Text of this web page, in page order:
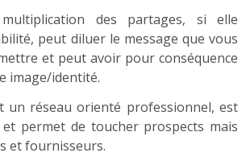
des partages, si elle
peut diluer le message que vous
et peut avoir pour conséquence
image/identité.
un réseau orienté professionnel, est
permet de toucher prospects mais
et fournisseurs.